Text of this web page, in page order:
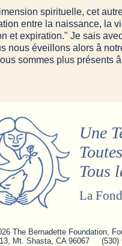
spirituelle, cet
entre la naissance, la
et expiration." Je sais
nous éveillons alors â
sommes plus présents
Une
Tous
La
The Bernadette Foundation,
Mt. Shasta, CA 96067